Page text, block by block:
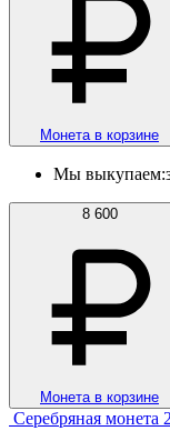
Монета в корзине
Мы выкупаем:
8 600
Монета в корзине
Серебряная монета